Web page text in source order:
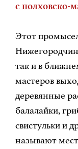
с полховско-
Этот
так и в
мастеров
деревянные
балалайки,
свистульки и
называют